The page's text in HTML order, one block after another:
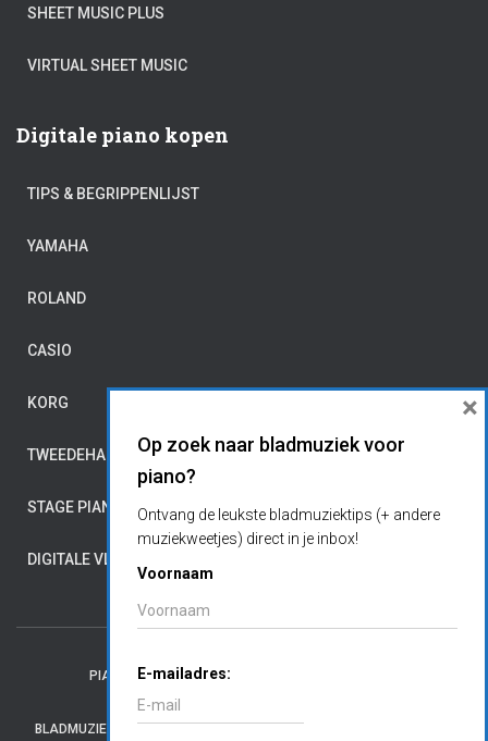
SHEET MUSIC PLUS
VIRTUAL SHEET MUSIC
Digitale piano kopen
TIPS & BEGRIPPENLIJST
YAMAHA
ROLAND
CASIO
KORG
TWEEDEHANDS
STAGE PIANO’S
DIGITALE VLEUGELS
PIANO LEREN SPELEN
BLADMUZIEK
Op zoek naar bladmuziek voor
piano?
Ontvang de leukste bladmuziektips (+ andere
muziekweetjes) direct in je inbox!
Voornaam
E-mailadres:
×